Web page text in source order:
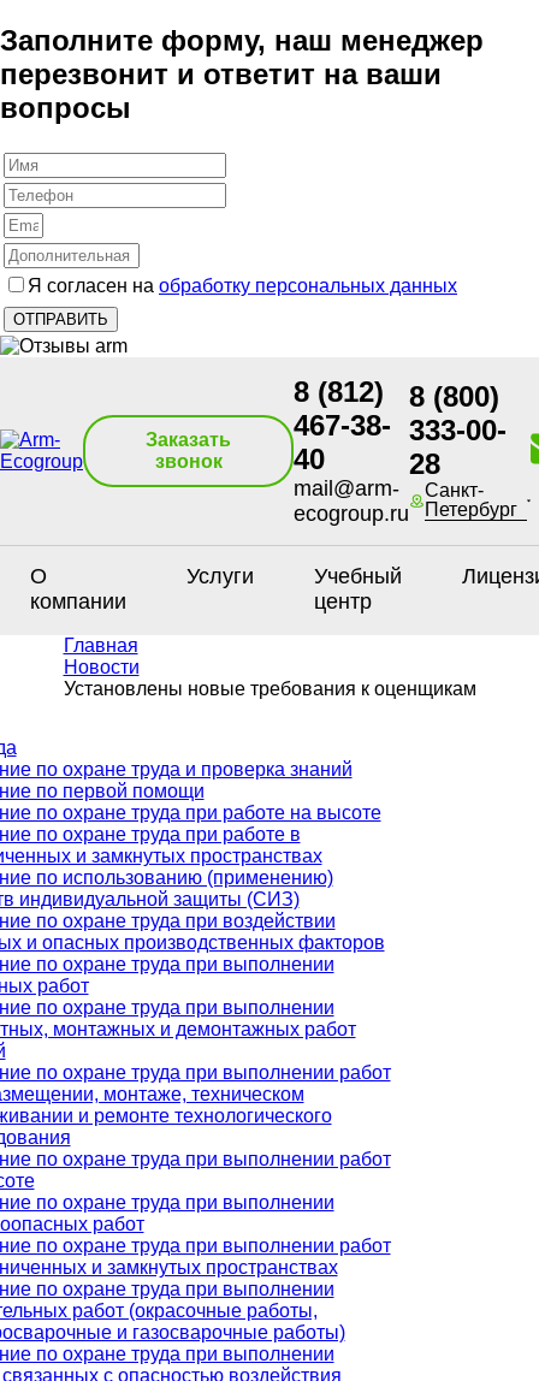
Заполните форму, наш менеджер
перезвонит и ответит на ваши
вопросы
Я согласен на обработку персональных данных
Заказать
звонок
8 (812)
467-38-
40
mail@arm-
ecogroup.ru
8 (800)
333-00-
28
Санкт-
Петербург
О
компании
Услуги
Учебный
центр
Главная
Новости
Установлены новые требования к оценщикам
по охране труда и проверка знаний
по первой помощи
по охране труда при работе на высоте
по охране труда при работе в
и замкнутых пространствах
по использованию (применению)
индивидуальной защиты (СИЗ)
по охране труда при воздействии
и опасных производственных факторов
по охране труда при выполнении
работ
по охране труда при выполнении
монтажных и демонтажных работ
по охране труда при выполнении работ
монтаже, техническом
и ремонте технологического
по охране труда при выполнении работ
по охране труда при выполнении
работ
по охране труда при выполнении работ
и замкнутых пространствах
по охране труда при выполнении
работ (окрасочные работы,
и газосварочные работы)
по охране труда при выполнении
связанных с опасностью воздействия